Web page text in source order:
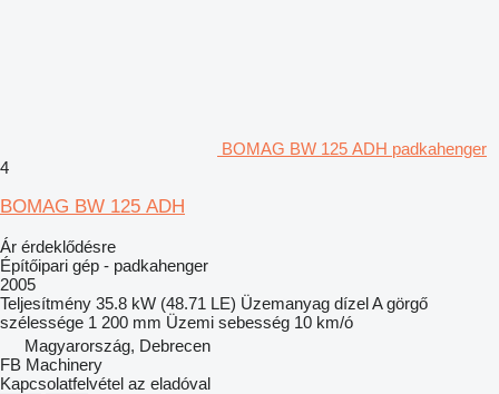
BOMAG BW 125 ADH padkahenger
4
BOMAG BW 125 ADH
Ár érdeklődésre
Építőipari gép - padkahenger
2005
Teljesítmény 35.8 kW (48.71 LE) Üzemanyag dízelA görgő
szélessége 1 200 mm Üzemi sebesség 10 km/ó
Magyarország, Debrecen
FB Machinery
Kapcsolatfelvétel az eladóval